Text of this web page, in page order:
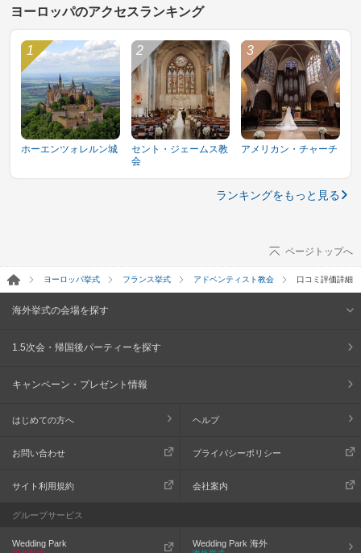
ヨーロッパのアクセスランキング
ホーエンツォレルン城
セント・ジェームス教
会
アメリカン・チャーチ
ランキングをもっと見る
ページトップへ
ヨーロッパ挙式 フランス挙式 アドベンティスト教会 口コミ評価詳細
海外挙式の会場を探す
1.5次会・帰国後パーティーを探す
キャンペーン・プレゼント情報
はじめての方へ ヘルプ
お問い合わせ プライバシーポリシー
サイト利用規約 会社案内
グループサービス
Wedding Park Wedding Park 海外